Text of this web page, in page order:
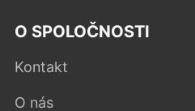
O SPOLOČNOSTI
Kontakt
O nás